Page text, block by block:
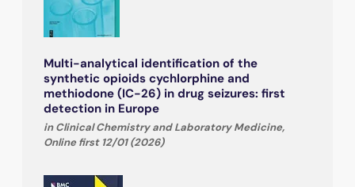
Multi-analytical identification of the
synthetic opioids cychlorphine and
methiodone (IC-26) in drug seizures: first
detection in Europe
in Clinical Chemistry and Laboratory Medicine,
Online first 12/01 (2026)